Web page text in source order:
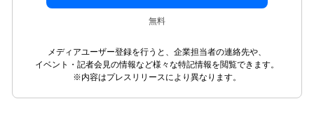
無料
メディアユーザー登録を行うと、企業担当者の連絡先や、
イベント・記者会見の情報など様々な特記情報を閲覧できます。
※内容はプレスリリースにより異なります。